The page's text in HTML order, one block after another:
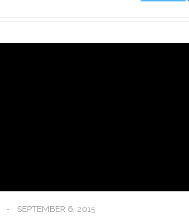
- SEPTEMBER 6, 2015